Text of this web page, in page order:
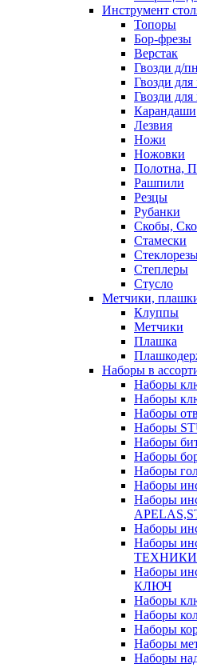
Инструмент
Топоры
Бор-фрезы
Верстак
Гвозди д/
Гвозди для
Гвозди для
Карандаши
Лезвия
Ножи
Ножовки
Полотна,
Рашпили
Резцы
Рубанки
Скобы,
Стамески
Степлеры
Стусло
Метчики,
Клуппы
Метчики
Плашка
Наборы в
Наборы
Наборы
Наборы
Наборы
Наборы
Наборы
Наборы
Наборы
Наборы
Наборы
Наборы
ТЕХНИКИ
Наборы
КЛЮЧ
Наборы
Наборы
Наборы
Наборы
Наборы